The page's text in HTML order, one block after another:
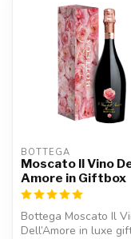
BOTTEGA
Moscato Il Vino
Amore in Giftbox
Bottega Moscato Il
Dell’Amore in luxe